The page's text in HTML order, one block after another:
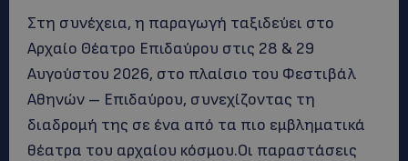
Στη συνέχεια, η παραγωγή ταξιδεύει στο
Αρχαίο Θέατρο Επιδαύρου στις 28 & 29
Αυγούστου 2026, στο πλαίσιο του Φεστιβάλ
Αθηνών – Επιδαύρου, συνεχίζοντας τη
διαδρομή της σε ένα από τα πιο εμβληματικά
θέατρα του αρχαίου κόσμου.Οι παραστάσεις